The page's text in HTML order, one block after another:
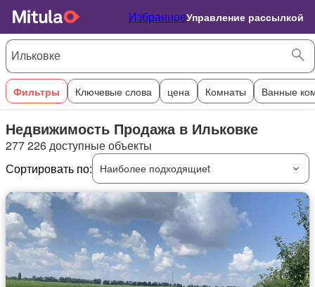
ИзбранноеУправление рассылкой
Фильтры Ключевые слова цена Комнаты Ванные
Недвижимость Продажа в Ильковке
277 226 доступные объекты
Сортировать по:
Наиболее подходящиеt